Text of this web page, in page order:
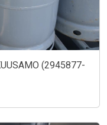
(2945877-